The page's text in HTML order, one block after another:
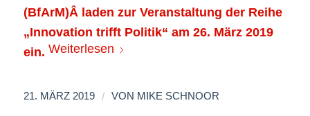
(BfArM)Â laden zur Veranstaltung der Reihe
„Innovation trifft Politik“ am 26. März 2019
ein. Weiterlesen
21. MÄRZ 2019 / VON MIKE SCHNOOR